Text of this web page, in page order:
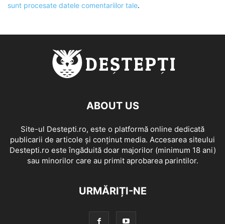
sunt procesate datele comentariilor tale.
ABOUT US
Site-ul Destepti.ro, este o platformă online dedicată
publicarii de articole și conținut media. Accesarea siteului
Destepti.ro este îngăduită doar majorilor (minimum 18 ani)
sau minorilor care au primit aprobarea parintilor.
URMĂRIȚI-NE